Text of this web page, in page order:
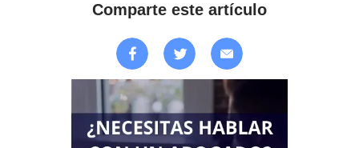
Comparte este artículo